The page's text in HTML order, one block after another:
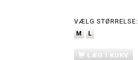
VÆLG STØRRELSE:
M L
LÆG I KURV